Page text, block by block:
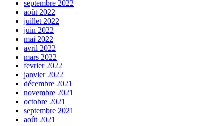
septembre 2022
août 2022
juillet 2022
juin 2022
mai 2022
avril 2022
mars 2022
février 2022
janvier 2022
décembre 2021
novembre 2021
octobre 2021
septembre 2021
août 2021